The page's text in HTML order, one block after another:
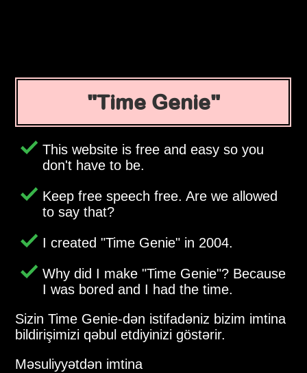
Time Genie
This website is free and easy so you
don't have to be.
Keep free speech free. Are we allowed
to say that?
I created Time Genie in 2004.
Why did I make Time Genie ? Because
I was bored and I had the time.
Sizin Time Genie-dən istifadəniz bizim imtina
bildirişimizi qəbul etdiyinizi göstərir.
Məsuliyyətdən imtina